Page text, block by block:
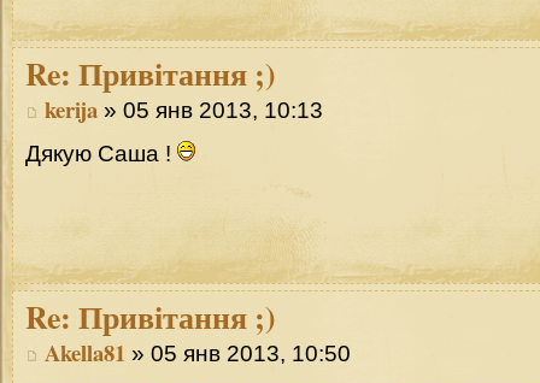
Re: Привітання ;)
kerija » 05 янв 2013, 10:13
Дякую Саша !
Re: Привітання ;)
Akella81 » 05 янв 2013, 10:50